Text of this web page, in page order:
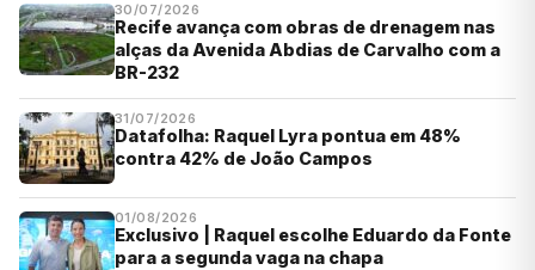
30/07/2026
Recife avança com obras de drenagem nas
alças da Avenida Abdias de Carvalho com a
BR-232
31/07/2026
Datafolha: Raquel Lyra pontua em 48%
contra 42% de João Campos
01/08/2026
Exclusivo | Raquel escolhe Eduardo da Fonte
para a segunda vaga na chapa